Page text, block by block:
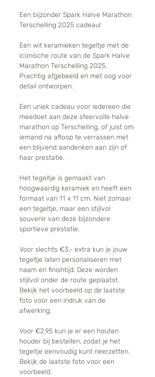
Een bijzonder Spark Halve Marathon
Terschelling 2025 cadeau!
Een wit keramieken tegeltje met de
iconische route van de Spark Halve
Marathon Terschelling 2025.
Prachtig afgebeeld en met oog voor
detail ontworpen.
Een uniek cadeau voor iedereen die
meedoet aan deze sfeervolle halve
marathon op Terschelling, of juist om
iemand na afloop te verrassen met
een blijvend aandenken aan zijn of
haar prestatie.
Het tegeltje is gemaakt van
hoogwaardig keramiek en heeft een
formaat van 11 x 11 cm. Niet zomaar
een tegeltje, maar een stijlvol
souvenir van deze bijzondere
sportieve prestatie.
Voor slechts €3,- extra kun je jouw
tegeltje laten personaliseren met
naam en finishtijd. Deze worden
stijlvol onder de route geplaatst.
Bekijk het voorbeeld op de laatste
foto voor een indruk van de
afwerking.
Voor €2,95 kun je er een houten
houder bij bestellen, zodat je het
tegeltje eenvoudig kunt neerzetten.
Bekijk de laatste foto voor een
voorbeeld.